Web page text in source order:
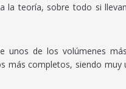
la teoría, sobre todo si
unos de los volúmenes
más completos, siendo